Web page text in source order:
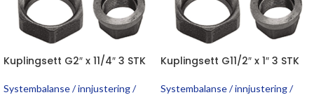
Kuplingsett G2″ x 11/4″ 3 STK
Systembalanse / innjustering /
Kuplingsett G11/2″ x 1″ 3 STK
Systembalanse / innjustering /